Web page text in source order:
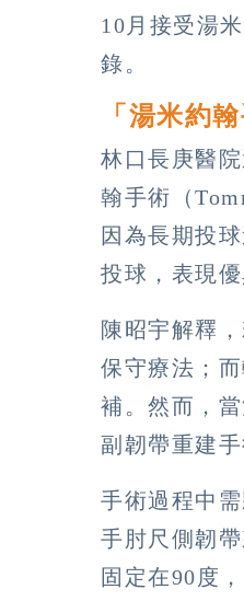
10月接受湯
錄。
「湯米約
林口長庚醫
翰手術（
因為長期投
投球，表現
陳昭宇解釋
保守療法；
補。然而，
副韌帶重建手
手術過程中
手肘尺側韌
固定在90度